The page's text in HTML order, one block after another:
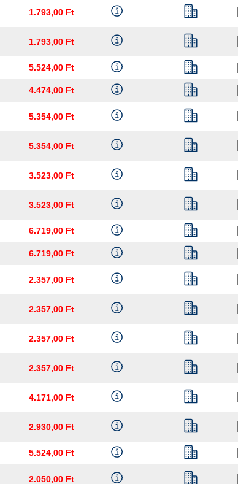
1.793,00 Ft
1.793,00 Ft
5.524,00 Ft
4.474,00 Ft
5.354,00 Ft
5.354,00 Ft
3.523,00 Ft
3.523,00 Ft
6.719,00 Ft
6.719,00 Ft
2.357,00 Ft
2.357,00 Ft
2.357,00 Ft
2.357,00 Ft
4.171,00 Ft
2.930,00 Ft
5.524,00 Ft
2.050,00 Ft